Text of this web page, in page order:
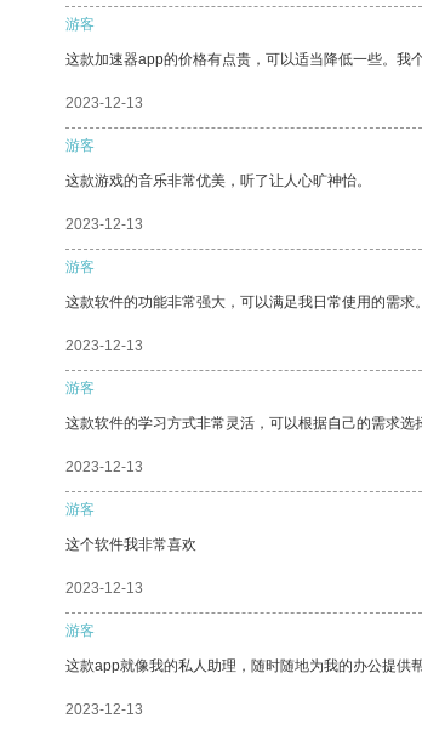
游客
这款加速器app的价格有点贵，可以适当降低一些。我
2023-12-13
游客
这款游戏的音乐非常优美，听了让人心旷神怡。
2023-12-13
游客
这款软件的功能非常强大，可以满足我日常使用的需求。
2023-12-13
游客
这款软件的学习方式非常灵活，可以根据自己的需求选
2023-12-13
游客
这个软件我非常喜欢
2023-12-13
游客
这款app就像我的私人助理，随时随地为我的办公提供
2023-12-13